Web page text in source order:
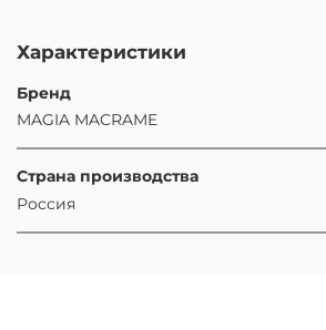
Характеристики
Бренд
MAGIA MACRAME
Страна производства
Россия